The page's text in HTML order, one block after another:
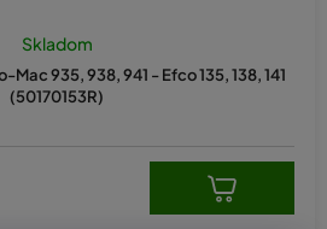
935, 938, 941 - Efco 135, 138, 141
(50170153R)
Skladom